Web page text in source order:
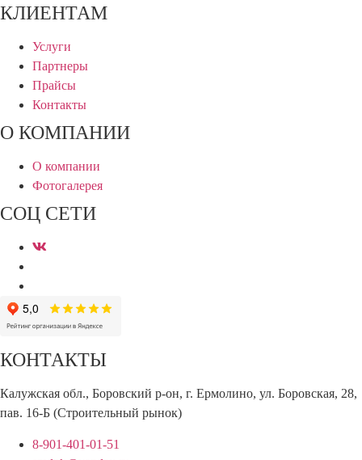
КЛИЕНТАМ
Услуги
Партнеры
Прайсы
Контакты
О КОМПАНИИ
О компании
Фотогалерея
СОЦ СЕТИ
КОНТАКТЫ
Калужская обл., Боровский р-он, г. Ермолино, ул. Боровская, 28,
пав. 16-Б (Строительный рынок)
8-901-401-01-51